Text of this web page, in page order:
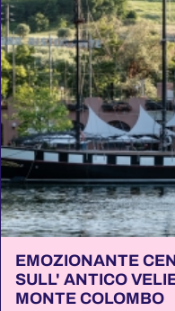
EMOZIONANTE
SULL' ANTICO
MONTE COLOMBO